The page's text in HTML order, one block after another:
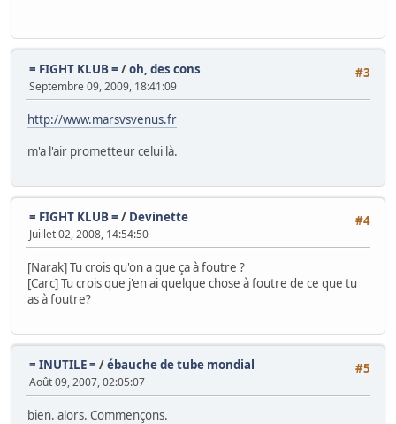
#3
= FIGHT KLUB = /oh, des cons
Septembre 09, 2009, 18:41:09
http://www.marsvsvenus.fr
m'a l'air prometteur celui là.
#4
= FIGHT KLUB = / Devinette
Juillet 02, 2008, 14:54:50
[Narak] Tu crois qu'on a que ça à foutre ?
[Carc] Tu crois que j'en ai quelque chose à foutre de ce que tu
as à foutre?
#5
= INUTILE = /ébauche de tube mondial
Août 09, 2007, 02:05:07
bien. alors. Commençons.